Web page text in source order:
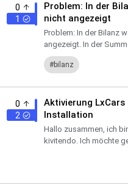
0
1
Problem: In der
nicht angezeigt
Problem: In der Bilanz
angezeigt. In der
berücksichtigt.
Woran...
bilanz
0
2
Aktivierung
Installation
Hallo zusammen, ich
kivitendo. Ich möchte
finde es aber nicht wie.